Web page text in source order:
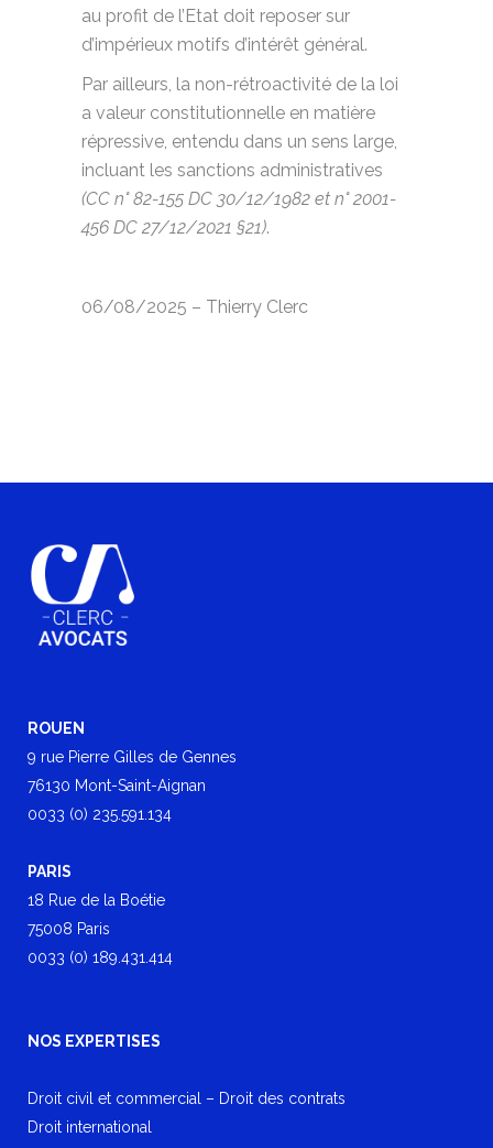
au profit de l’Etat doit reposer sur
d’impérieux motifs d’intérêt général.
Par ailleurs, la non-rétroactivité de la loi
a valeur constitutionnelle en matière
répressive, entendu dans un sens large,
incluant les sanctions administratives
(CC n° 82-155 DC 30/12/1982 et n° 2001-
456 DC 27/12/2021 §21).
06/08/2025 – Thierry Clerc
ROUEN
9 rue Pierre Gilles de Gennes
76130 Mont-Saint-Aignan
0033 (0) 235.591.134
PARIS
18 Rue de la Boétie
75008 Paris
0033 (0) 189.431.414
NOS EXPERTISES
Droit civil et commercial – Droit des contrats
Droit international